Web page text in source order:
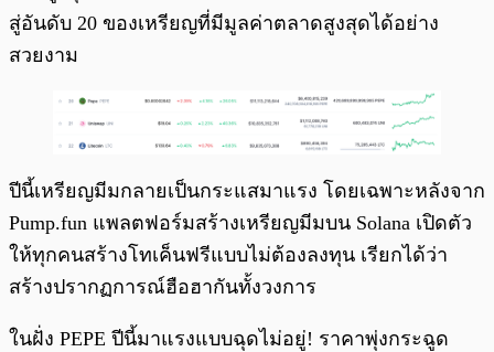
สู่อันดับ 20 ของเหรียญที่มีมูลค่าตลาดสูงสุดได้อย่าง
สวยงาม
ปีนี้เหรียญมีมกลายเป็นกระแสมาแรง โดยเฉพาะหลังจาก
Pump.fun แพลตฟอร์มสร้างเหรียญมีมบน Solana เปิดตัว
ให้ทุกคนสร้างโทเค็นฟรีแบบไม่ต้องลงทุน เรียกได้ว่า
สร้างปรากฏการณ์ฮือฮากันทั้งวงการ
ในฝั่ง PEPE ปีนี้มาแรงแบบฉุดไม่อยู่! ราคาพุ่งกระฉูด